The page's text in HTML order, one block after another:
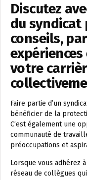
Discutez
du syndicat
conseils,
votre
Faire partie d’un
bénéficier de la
C’est également une
communauté de
préoccupations et
Lorsque vous adhérez
réseau de collègues